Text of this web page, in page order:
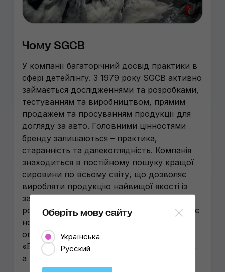
Чому SGCB
У компанії багаторічний досвід практики в
сфері детейлінгу. З 1979 року SGCB активно
займається дослідженнями та розробками,
тестуванням та виробництвом, прямим
продажем та просуванням продукції для
догляду за авто. Головними цінностями
бренду залишаються – практика,
старанність та далекоглядність. Компанія
знаходиться в постійному пошуку кращої
сировини по всьому світу, що дозволяє
виробляти продукцію найвищої якості із
застосуванням власних досліджень і
розробок. SGCB у числі перших застосовує
новітні матеріали й технології та ретельно
опрацьовує всі інновації. Девіз бренду:
«Виробляємо якість, яку ви хочете купити,
а не товари, які ми хочемо продати».
Оберіть мову сайту
Українська
Русский